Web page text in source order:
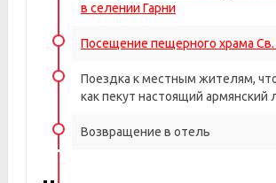
в селении Гарни
Посещение пещерного храма Св.
Поездка к местным жителям,
как пекут настоящий армянский
Возвращение в отель